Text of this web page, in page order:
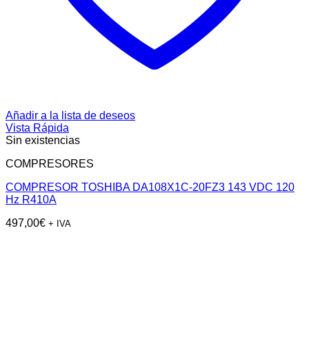
Añadir a la lista de deseos
Vista Rápida
Sin existencias
COMPRESORES
COMPRESOR TOSHIBA DA108X1C-20FZ3 143 VDC 120
Hz R410A
497,00€ + IVA